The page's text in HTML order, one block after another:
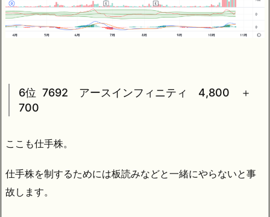
6位 7692 アースインフィニティ 4,800 ＋
700
ここも仕手株。
仕手株を制するためには板読みなどと一緒にやらないと事
故します。